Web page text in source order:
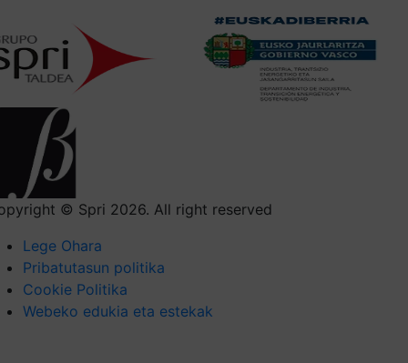
© Spri 2026. All right reserved
Lege Ohara
Pribatutasun politika
Cookie Politika
Webeko edukia eta estekak